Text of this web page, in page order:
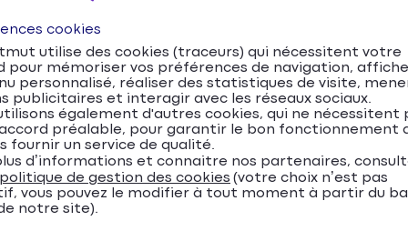
moto, scooter et
d’un réseau de routes bien développé, entre les
les mobilités douces (pistes cyclables, transports
entre le centre-ville et les communes
assurance auto en ligne
comporte des risques spécifiques qu'il est
cookies
utilise des cookies (traceurs) qui nécessitent votre
pour mémoriser vos préférences de navigation,
personnalisé, réaliser des statistiques de visite,
publicitaires et interagir avec les réseaux sociaux.
également d'autres cookies, qui ne nécessitent
préalable, pour garantir le bon fonctionnement
fournir un service de qualité.
d’informations et connaitre nos partenaires,
politique de gestion des cookies (votre choix n’est pas
vous pouvez le modifier à tout moment à partir du
notre site).